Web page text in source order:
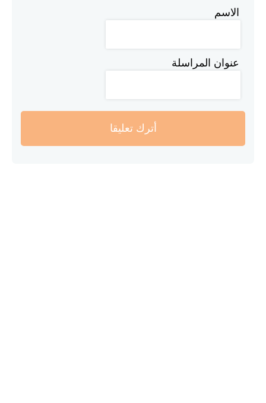
الاسم
عنوان المراسلة
أترك تعليقا